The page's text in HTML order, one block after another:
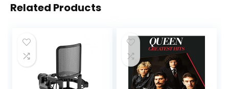
Related Products